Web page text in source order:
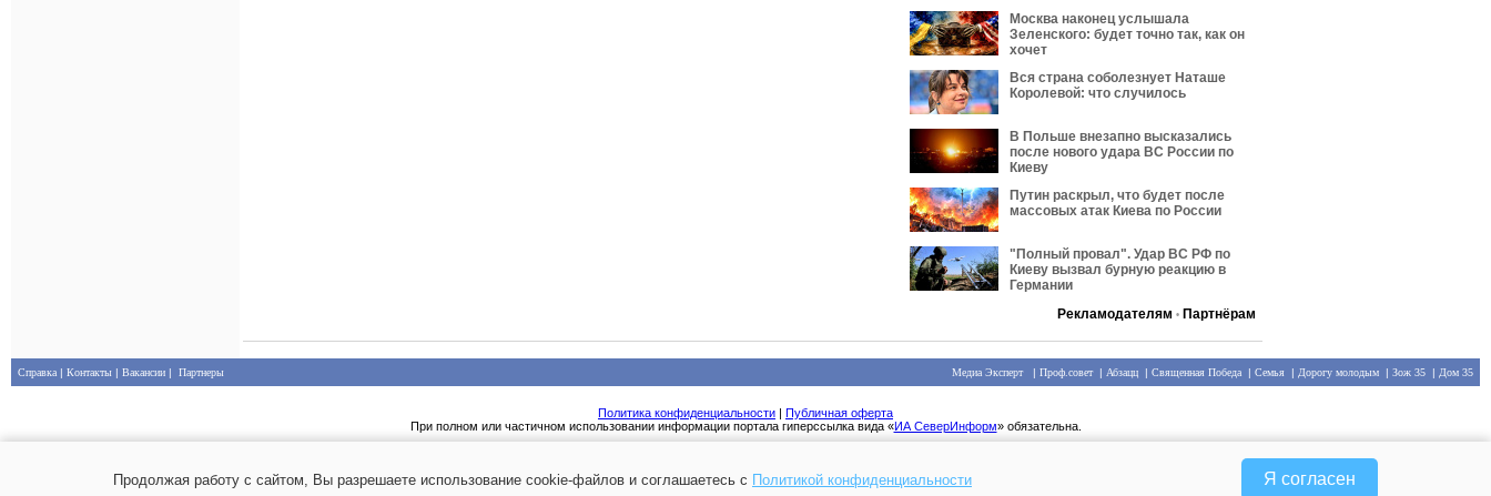
Москва наконец услышала
Зеленского: будет точно так, как он
хочет
Вся страна соболезнует Наташе
Королевой: что случилось
В Польше внезапно высказались
после нового удара ВС России по
Киеву
Путин раскрыл, что будет после
массовых атак Киева по России
"Полный провал". Удар ВС РФ по
Киеву вызвал бурную реакцию в
Германии
Рекламодателям • Партнёрам
Справка | Контакты | Вакансии | Партнеры Медиа Эксперт| Проф.совет| Абзацц | Священная Победа | Семья | Дорогу молодым | Зож 35 | Дом 35
Политика конфиденциальности | Публичная оферта
При полном или частичном использовании информации портала гиперссылка вида «ИА СеверИнформ» обязательна.
Продолжая работу с сайтом, Вы разрешаете использование cookie-файлов и соглашаетесь с Политикой конфиденциальности Я согласен